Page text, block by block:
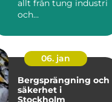
allt från tung industri
och
till...
06. jan
Bergsprängning och
säkerhet i
Stockholm